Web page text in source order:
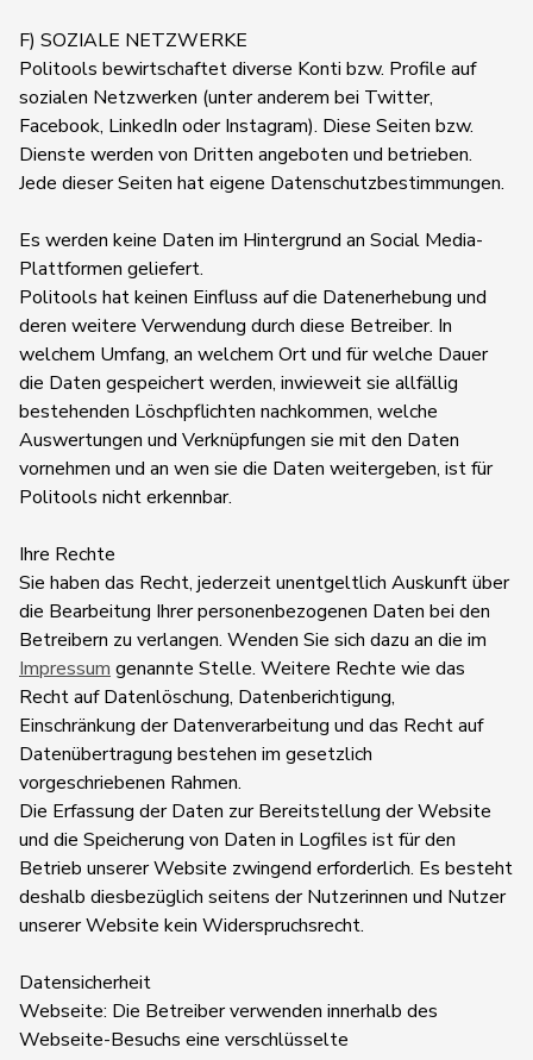
F) SOZIALE NETZWERKE
Politools bewirtschaftet diverse Konti bzw. Profile auf
sozialen Netzwerken (unter anderem bei Twitter,
Facebook, LinkedIn oder Instagram). Diese Seiten bzw.
Dienste werden von Dritten angeboten und betrieben.
Jede dieser Seiten hat eigene Datenschutzbestimmungen.
Es werden keine Daten im Hintergrund an Social Media-
Plattformen geliefert.
Politools hat keinen Einfluss auf die Datenerhebung und
deren weitere Verwendung durch diese Betreiber. In
welchem Umfang, an welchem Ort und für welche Dauer
die Daten gespeichert werden, inwieweit sie allfällig
bestehenden Löschpflichten nachkommen, welche
Auswertungen und Verknüpfungen sie mit den Daten
vornehmen und an wen sie die Daten weitergeben, ist für
Politools nicht erkennbar.
Ihre Rechte
Sie haben das Recht, jederzeit unentgeltlich Auskunft über
die Bearbeitung Ihrer personenbezogenen Daten bei den
Betreibern zu verlangen. Wenden Sie sich dazu an die im
Impressum genannte Stelle. Weitere Rechte wie das
Recht auf Datenlöschung, Datenberichtigung,
Einschränkung der Datenverarbeitung und das Recht auf
Datenübertragung bestehen im gesetzlich
vorgeschriebenen Rahmen.
Die Erfassung der Daten zur Bereitstellung der Website
und die Speicherung von Daten in Logfiles ist für den
Betrieb unserer Website zwingend erforderlich. Es besteht
deshalb diesbezüglich seitens der Nutzerinnen und Nutzer
unserer Website kein Widerspruchsrecht.
Datensicherheit
Webseite: Die Betreiber verwenden innerhalb des
Webseite-Besuchs eine verschlüsselte